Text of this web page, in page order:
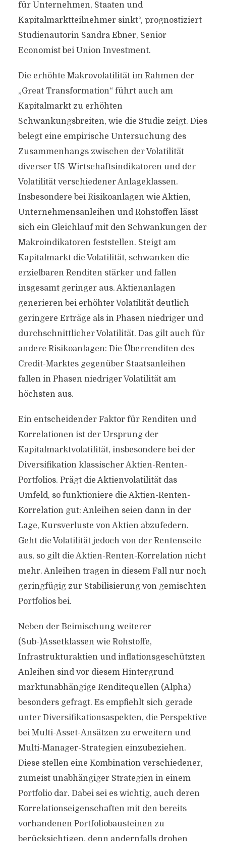
für Unternehmen, Staaten und
Kapitalmarktteilnehmer sinkt“, prognostiziert
Studienautorin Sandra Ebner, Senior
Economist bei Union Investment.
Die erhöhte Makrovolatilität im Rahmen der
„Great Transformation“ führt auch am
Kapitalmarkt zu erhöhten
Schwankungsbreiten, wie die Studie zeigt. Dies
belegt eine empirische Untersuchung des
Zusammenhangs zwischen der Volatilität
diverser US-Wirtschaftsindikatoren und der
Volatilität verschiedener Anlageklassen.
Insbesondere bei Risikoanlagen wie Aktien,
Unternehmensanleihen und Rohstoffen lässt
sich ein Gleichlauf mit den Schwankungen der
Makroindikatoren feststellen. Steigt am
Kapitalmarkt die Volatilität, schwanken die
erzielbaren Renditen stärker und fallen
insgesamt geringer aus. Aktienanlagen
generieren bei erhöhter Volatilität deutlich
geringere Erträge als in Phasen niedriger und
durchschnittlicher Volatilität. Das gilt auch für
andere Risikoanlagen: Die Überrenditen des
Credit-Marktes gegenüber Staatsanleihen
fallen in Phasen niedriger Volatilität am
höchsten aus.
Ein entscheidender Faktor für Renditen und
Korrelationen ist der Ursprung der
Kapitalmarktvolatilität, insbesondere bei der
Diversifikation klassischer Aktien-Renten-
Portfolios. Prägt die Aktienvolatilität das
Umfeld, so funktioniere die Aktien-Renten-
Korrelation gut: Anleihen seien dann in der
Lage, Kursverluste von Aktien abzufedern.
Geht die Volatilität jedoch von der Rentenseite
aus, so gilt die Aktien-Renten-Korrelation nicht
mehr. Anleihen tragen in diesem Fall nur noch
geringfügig zur Stabilisierung von gemischten
Portfolios bei.
Neben der Beimischung weiterer
(Sub-)Assetklassen wie Rohstoffe,
Infrastrukturaktien und inflationsgeschützten
Anleihen sind vor diesem Hintergrund
marktunabhängige Renditequellen (Alpha)
besonders gefragt. Es empfiehlt sich gerade
unter Diversifikationsaspekten, die Perspektive
bei Multi-Asset-Ansätzen zu erweitern und
Multi-Manager-Strategien einzubeziehen.
Diese stellen eine Kombination verschiedener,
zumeist unabhängiger Strategien in einem
Portfolio dar. Dabei sei es wichtig, auch deren
Korrelationseigenschaften mit den bereits
vorhandenen Portfoliobausteinen zu
berücksichtigen, denn andernfalls drohen